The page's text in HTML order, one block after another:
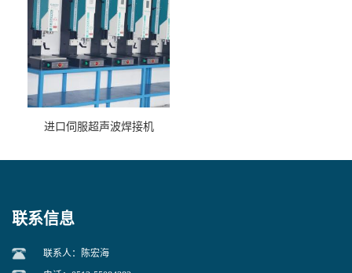
进口伺服超声波焊接机
联系信息
联系人：陈宏海